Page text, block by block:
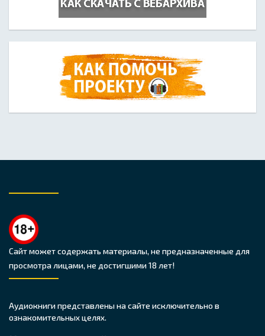
Сайт может содержать материалы, не предназначенные для
просмотра лицами, не достигшими 18 лет!
Аудиокниги представлены на сайте исключительно в
ознакомительных целях.